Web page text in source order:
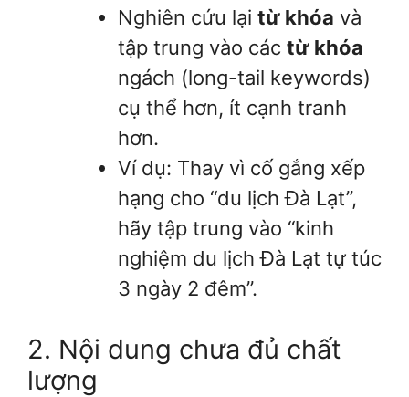
Nghiên cứu lại từ khóa và
tập trung vào các từ khóa
ngách (long-tail keywords)
cụ thể hơn, ít cạnh tranh
hơn.
Ví dụ: Thay vì cố gắng xếp
hạng cho “du lịch Đà Lạt”,
hãy tập trung vào “kinh
nghiệm du lịch Đà Lạt tự túc
3 ngày 2 đêm”.
2. Nội dung chưa đủ chất
lượng